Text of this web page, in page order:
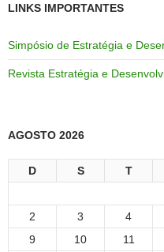
LINKS IMPORTANTES
Simpósio de Estratégia e
Revista Estratégia e
AGOSTO 2026
D S T
2
3 4
9
10 11